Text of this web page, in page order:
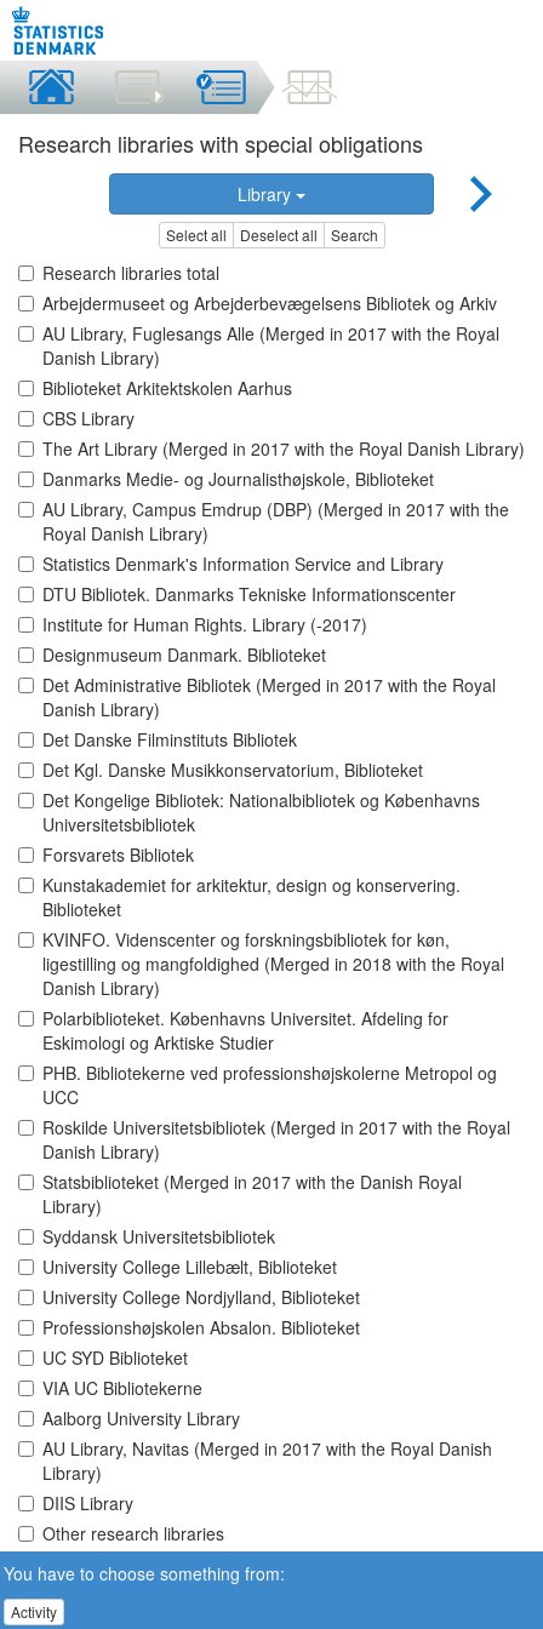
Research libraries with special obligations
Library
Select all Deselect all Search
Research libraries total
Arbejdermuseet og Arbejderbevægelsens Bibliotek og Arkiv
AU Library, Fuglesangs Alle (Merged in 2017 with the Royal
Danish Library)
Biblioteket Arkitektskolen Aarhus
CBS Library
The Art Library (Merged in 2017 with the Royal Danish Library)
Danmarks Medie- og Journalisthøjskole, Biblioteket
AU Library, Campus Emdrup (DBP) (Merged in 2017 with the
Royal Danish Library)
Statistics Denmark's Information Service and Library
DTU Bibliotek. Danmarks Tekniske Informationscenter
Institute for Human Rights. Library (-2017)
Designmuseum Danmark. Biblioteket
Det Administrative Bibliotek (Merged in 2017 with the Royal
Danish Library)
Det Danske Filminstituts Bibliotek
Det Kgl. Danske Musikkonservatorium, Biblioteket
Det Kongelige Bibliotek: Nationalbibliotek og Københavns
Universitetsbibliotek
Forsvarets Bibliotek
Kunstakademiet for arkitektur, design og konservering.
Biblioteket
KVINFO. Videnscenter og forskningsbibliotek for køn,
ligestilling og mangfoldighed (Merged in 2018 with the Royal
Danish Library)
Polarbiblioteket. Københavns Universitet. Afdeling for
Eskimologi og Arktiske Studier
PHB. Bibliotekerne ved professionshøjskolerne Metropol og
UCC
Roskilde Universitetsbibliotek (Merged in 2017 with the Royal
Danish Library)
Statsbiblioteket (Merged in 2017 with the Danish Royal
Library)
Syddansk Universitetsbibliotek
University College Lillebælt, Biblioteket
University College Nordjylland, Biblioteket
Professionshøjskolen Absalon. Biblioteket
UC SYD Biblioteket
VIA UC Bibliotekerne
Aalborg University Library
AU Library, Navitas (Merged in 2017 with the Royal Danish
Library)
DIIS Library
Other research libraries
You have to choose something from:
Activity